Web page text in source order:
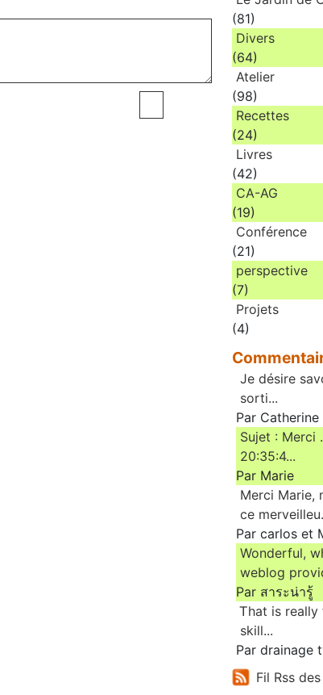
(81)
Divers
(64)
Atelier
(98)
Recettes
(24)
Livres
(42)
CA-AG
(19)
Conférence
(21)
perspective
(7)
Projets
(4)
Je désire
sorti...
Par Catherine
Sujet : Merci
20:35:4...
Par Marie
Merci Marie,
ce
Par carlos et
Wonderful,
weblog
Par สาระน่ารู้
Ꭲhat is really
skill...
Par drainage
Fil Rss